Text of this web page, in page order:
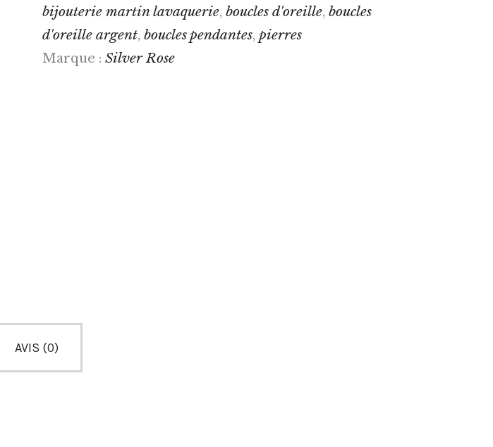
bijouterie martin lavaquerie, boucles d'oreille, boucles
d'oreille argent, boucles pendantes, pierres
Marque : Silver Rose
AVIS (0)